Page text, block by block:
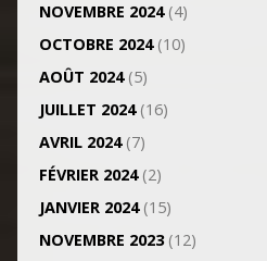
NOVEMBRE 2024(4)
OCTOBRE 2024(10)
AOÛT 2024(5)
JUILLET 2024(16)
AVRIL 2024(7)
FÉVRIER 2024(2)
JANVIER 2024(15)
NOVEMBRE 2023(12)